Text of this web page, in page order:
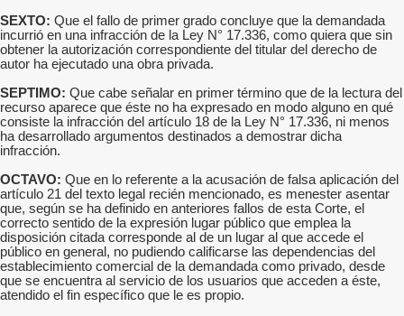
SEXTO: Que el fallo de primer grado concluye que la demandada
incurrió en una infracción de la Ley N° 17.336, como quiera que sin
obtener la autorización correspondiente del titular del derecho de
autor ha ejecutado una obra privada.
SEPTIMO: Que cabe señalar en primer término que de la lectura del
recurso aparece que éste no ha expresado en modo alguno en qué
consiste la infracción del artículo 18 de la Ley N° 17.336, ni menos
ha desarrollado argumentos destinados a demostrar dicha
infracción.
OCTAVO: Que en lo referente a la acusación de falsa aplicación del
artículo 21 del texto legal recién mencionado, es menester asentar
que, según se ha definido en anteriores fallos de esta Corte, el
correcto sentido de la expresión lugar público que emplea la
disposición citada corresponde al de un lugar al que accede el
público en general, no pudiendo calificarse las dependencias del
establecimiento comercial de la demandada como privado, desde
que se encuentra al servicio de los usuarios que acceden a éste,
atendido el fin específico que le es propio.